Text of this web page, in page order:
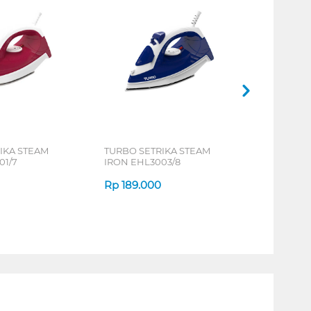
STEAM
7
TURBO SETRIKA STEAM
IRON EHL3003/8
Rp 189.000